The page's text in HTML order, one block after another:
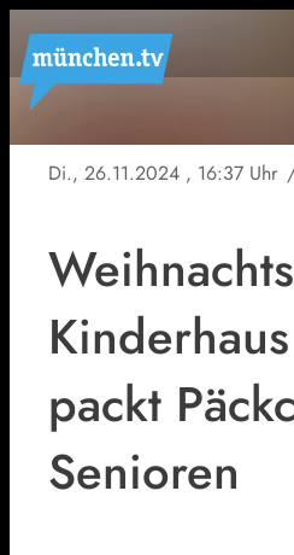
Di., 26.11.2024 , 16:37 Uhr
packt
Senioren